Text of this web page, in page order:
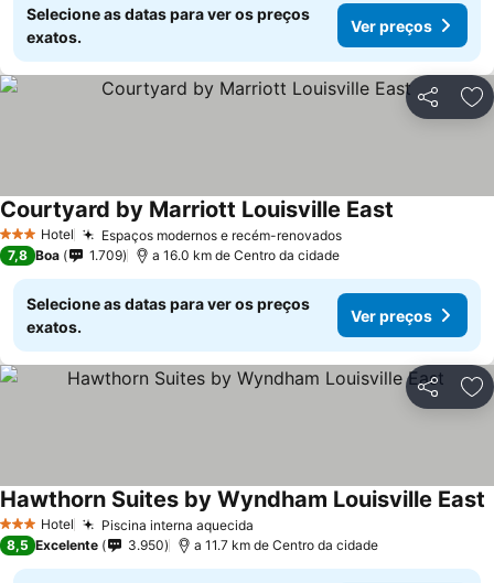
Selecione as datas para ver os preços
exatos.
Ver preços
Partilhar
3 EstrelasHotel Espaços modernos e recém-renovados
Courtyard by Marriott Louisville East
7,8 Boa 1.709 a 16.0 km de Centro da cidade
Selecione as datas para ver os preços
exatos.
Ver preços
Partilhar
3 EstrelasHotel Piscina interna aquecida
Hawthorn Suites by Wyndham Louisville East
8,5 Excelente 3.950 a 11.7 km de Centro da cidade